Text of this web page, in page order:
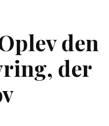
den
der